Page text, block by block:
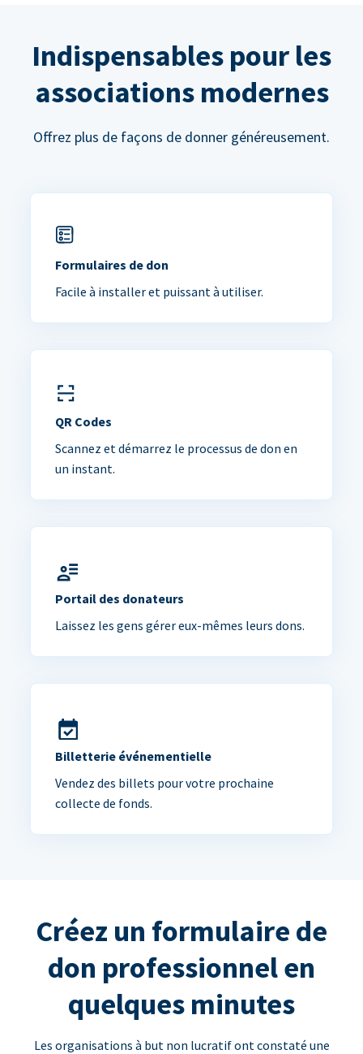
Indispensables pour les
associations modernes
Offrez plus de façons de donner généreusement.
Formulaires de don
Facile à installer et puissant à utiliser.
QR Codes
Scannez et démarrez le processus de don en
un instant.
Portail des donateurs
Laissez les gens gérer eux-mêmes leurs dons.
Billetterie événementielle
Vendez des billets pour votre prochaine
collecte de fonds.
Créez un formulaire de
don professionnel en
quelques minutes
Les organisations à but non lucratif ont constaté une